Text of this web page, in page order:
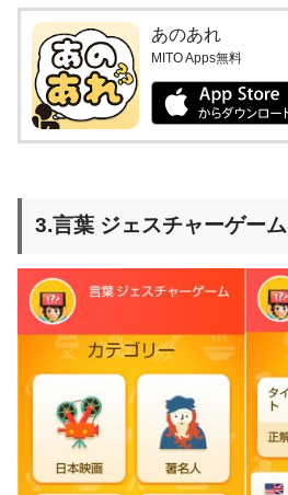
あのあれ
MITO Apps無料
3.言葉 ジェスチャーゲーム